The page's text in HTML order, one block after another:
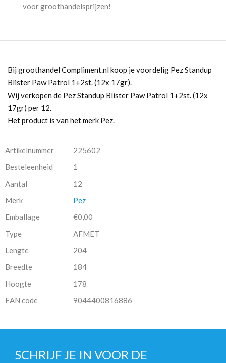
voor groothandelsprijzen!
Bij groothandel Compliment.nl koop je voordelig Pez Standup
Blister Paw Patrol 1+2st. (12x 17gr).
Wij verkopen de Pez Standup Blister Paw Patrol 1+2st. (12x
17gr) per 12.
Het product is van het merk Pez.
Artikelnummer
225602
Besteleenheid
1
Aantal
12
Merk
Pez
Emballage
€0,00
Type
AFMET
Lengte
204
Breedte
184
Hoogte
178
EAN code
9044400816886
SCHRIJF JE IN VOOR DE